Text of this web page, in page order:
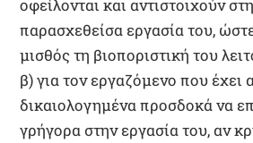
οφείλονται και αντιστοιχούν
παρασχεθείσα εργασία του,
μισθός τη βιοποριστική του
β) για τον εργαζόμενο που έχει
δικαιολογημένα προσδοκά να
γρήγορα στην εργασία του, αν